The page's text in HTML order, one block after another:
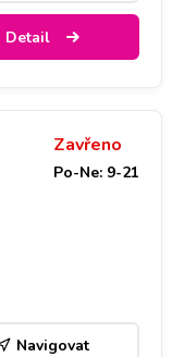
Detail
Zavřeno
Po-Ne: 9-21
Navigovat